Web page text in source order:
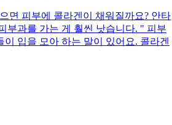
면 피부에 콜라겐이 채워질까요? 안타
부과를 가는 게 훨씬 낫습니다. " 피부
이 입을 모아 하는 말이 있어요. 콜라겐